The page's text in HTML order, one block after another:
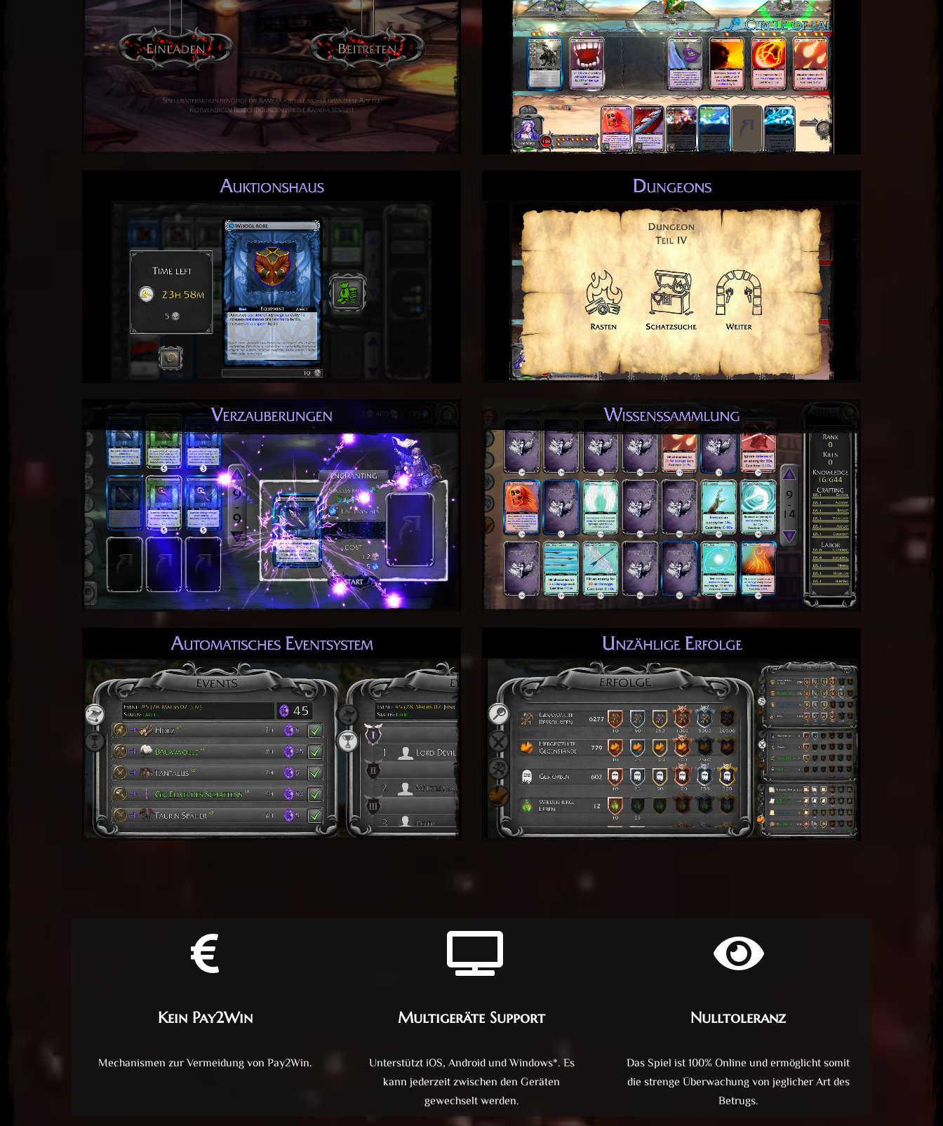
Sammle alle verschiedenen Karten (Fähigkeit-, Gegenstand-,
Ausrüstungs-, Monster-, Ressourcen- und Rezeptkarten) in deiner
Wissensdatenbank um stets den Überblick zu behalten. Höheres
Wissen bei Monstern verschafft dir zusätzliche Vorteile im Kampf.
Egal was du machst, das Erfolgssystem belohnt dich in allen
Kategorien für deine tapferen Taten. Du erhältst nicht nur edle
Embleme sondern wirst auch mit Fähigkeitskarten sowie Kartenpacks
entlohnt.
Kein Pay2Win
Mechanismen zur Vermeidung von Pay2Win.
Multigeräte Support
Unterstützt iOS, Android und Windows*. Es
kann jederzeit zwischen den Geräten
gewechselt werden.
Nulltoleranz
Das Spiel ist 100% Online und ermöglicht somit
die strenge Überwachung von jeglicher Art des
Betrugs.